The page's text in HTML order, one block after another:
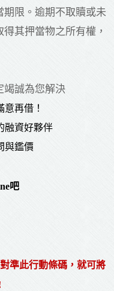
限。逾期不取贖或未
其押當物之所有權，
竭誠為您解決
再借！
融資好夥伴
與鑑價
吧
準此行動條碼，就可將